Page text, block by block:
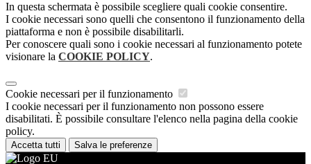
In questa schermata è possibile scegliere quali cookie consentire.
I cookie necessari sono quelli che consentono il funzionamento della
piattaforma e non è possibile disabilitarli.
Per conoscere quali sono i cookie necessari al funzionamento potete
visionare la COOKIE POLICY.
Cookie necessari per il funzionamento
I cookie necessari per il funzionamento non possono essere
disabilitati. È possibile consultare l'elenco nella pagina della cookie
policy.
Accetta tutti Salva le preferenze